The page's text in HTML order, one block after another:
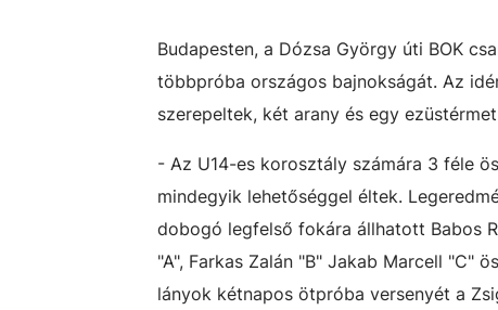
Budapesten, a Dózsa György úti BOK
többpróba országos bajnokságát. Az
szerepeltek, két arany és egy
- Az U14-es korosztály számára 3 féle
mindegyik lehetőséggel éltek.
dobogó legfelső fokára állhatott Babos
"A", Farkas Zalán "B" Jakab Marcell "C"
lányok kétnapos ötpróba versenyét a